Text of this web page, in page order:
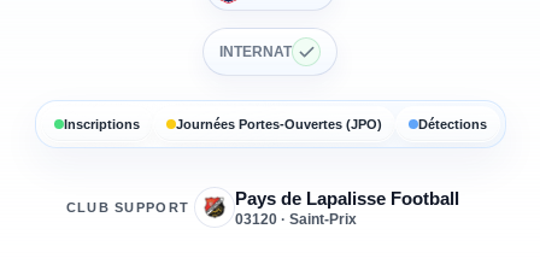
INTERNAT
Inscriptions Journées Portes-Ouvertes (JPO) Détections
CLUB SUPPORT Pays de Lapalisse Football
03120 · Saint-Prix